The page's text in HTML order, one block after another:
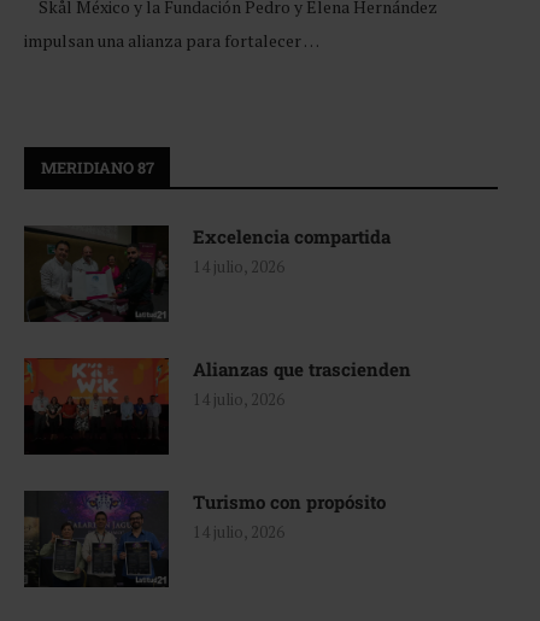
Skål México y la Fundación Pedro y Elena Hernández
impulsan una alianza para fortalecer …
MERIDIANO 87
Excelencia compartida
14 julio, 2026
Alianzas que trascienden
14 julio, 2026
Turismo con propósito
14 julio, 2026